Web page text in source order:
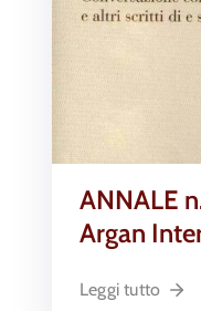
ANNALE
Argan
Leggi tutto